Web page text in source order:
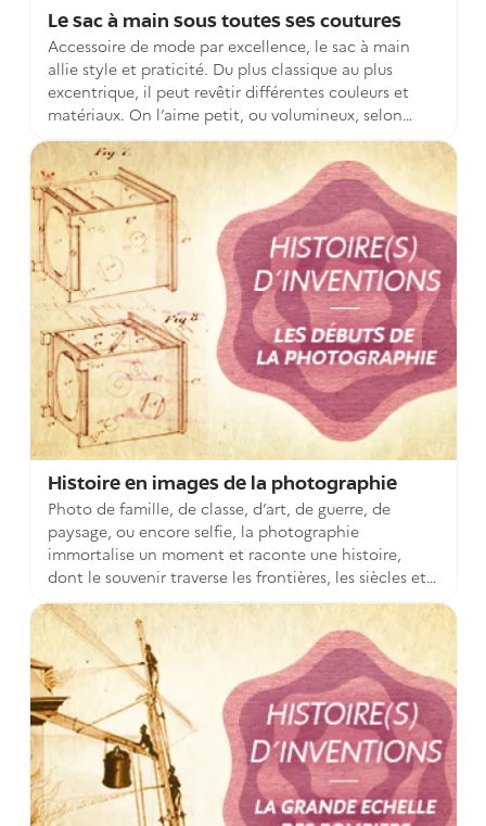
Le sac à main sous toutes ses coutures
Accessoire de mode par excellence, le sac à main
allie style et praticité. Du plus classique au plus
excentrique, il peut revêtir différentes couleurs et
matériaux. On l’aime petit, ou volumineux, selon
l’usage et la tendance. Incontournable des garde-
robes et des créateurs, certaines maisons en ont
même fait leur signature. Depuis des siècles, le sac à
main habille et est un véritable allier du quotidien. A
travers nos fonds patrimoniaux, découvrez l’histoire
de cet accessoire indémodable, qui a su se réinventer
au fil des saisons.
Histoire en images de la photographie
Photo de famille, de classe, d’art, de guerre, de
paysage, ou encore selfie, la photographie
immortalise un moment et raconte une histoire,
dont le souvenir traverse les frontières, les siècles et
les générations. A l’occasion de la journée mondiale
de la photographie, jeudi 19 août, découvrez son
histoire, ses progrès techniques et l’évolution de ses
usages, à travers les brevets conservés par l’INPI
depuis 1791.